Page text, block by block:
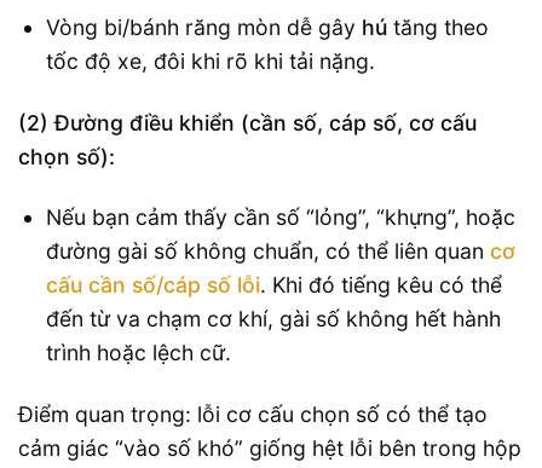
Vòng bi/bánh răng mòn dễ gây hútăng theo
tốc độ xe, đôi khi rõ khi tải nặng.
(2) Đường điều khiển (cần số, cáp số, cơ cấu
chọn số):
Nếu bạn cảm thấy cần số “lỏng”, “khựng”, hoặc
đường gài số không chuẩn, có thể liên quan cơ
cấu cần số/cáp số lỗi. Khi đó tiếng kêu có thể
đến từ va chạm cơ khí, gài số không hết hành
trình hoặc lệch cữ.
Điểm quan trọng: lỗi cơ cấu chọn số có thể tạo
cảm giác “vào số khó” giống hệt lỗi bên trong hộp